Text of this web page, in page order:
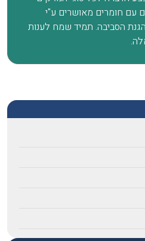
עם חומרים מאושרים ע"י
הסביבה. תמיד שמח לענות